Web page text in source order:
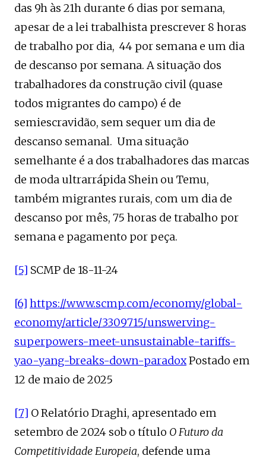
das 9h às 21h durante 6 dias por semana,
apesar de a lei trabalhista prescrever 8 horas
de trabalho por dia, 44 por semana e um dia
de descanso por semana. A situação dos
trabalhadores da construção civil (quase
todos migrantes do campo) é de
semiescravidão, sem sequer um dia de
descanso semanal. Uma situação
semelhante é a dos trabalhadores das marcas
de moda ultrarrápida Shein ou Temu,
também migrantes rurais, com um dia de
descanso por mês, 75 horas de trabalho por
semana e pagamento por peça.
[5] SCMP de 18-11-24
[6] https://www.scmp.com/economy/global-
economy/article/3309715/unswerving-
superpowers-meet-unsustainable-tariffs-
yao-yang-breaks-down-paradoxPostado em
12 de maio de 2025
[7] O Relatório Draghi, apresentado em
setembro de 2024 sob o título O Futuro da
Competitividade Europeia, defende uma